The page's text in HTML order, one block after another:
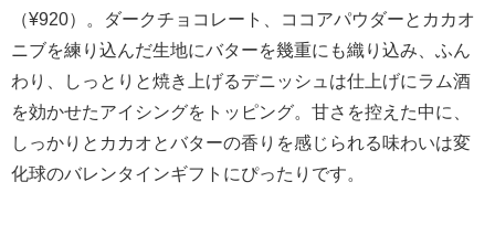
（¥920）。ダークチョコレート、ココアパウダーとカカオ
ニブを練り込んだ生地にバターを幾重にも織り込み、ふん
わり、しっとりと焼き上げるデニッシュは仕上げにラム酒
を効かせたアイシングをトッピング。甘さを控えた中に、
しっかりとカカオとバターの香りを感じられる味わいは変
化球のバレンタインギフトにぴったりです。